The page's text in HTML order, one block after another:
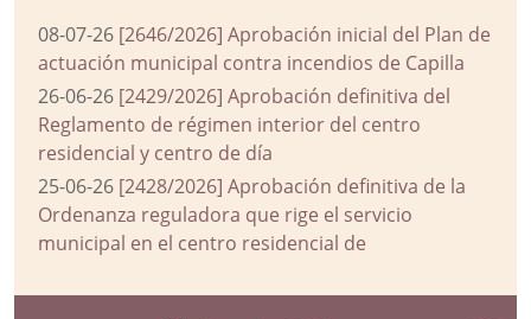
08-07-26 [2646/2026] Aprobación inicial del Plan de
actuación municipal contra incendios de Capilla
26-06-26 [2429/2026] Aprobación definitiva del
Reglamento de régimen interior del centro
residencial y centro de día
25-06-26 [2428/2026] Aprobación definitiva de la
Ordenanza reguladora que rige el servicio
municipal en el centro residencial de